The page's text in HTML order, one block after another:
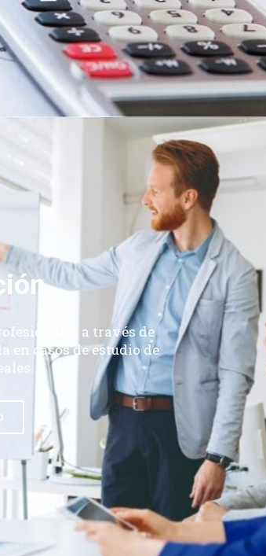
a través de
en casos de estudio de